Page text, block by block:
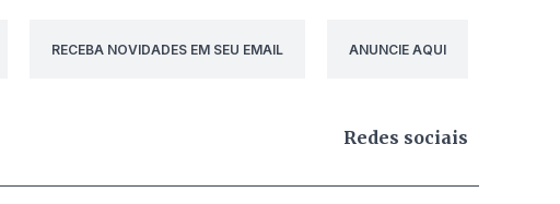
RECEBA NOVIDADES EM SEU EMAIL ANUNCIE AQUI
Redes sociais